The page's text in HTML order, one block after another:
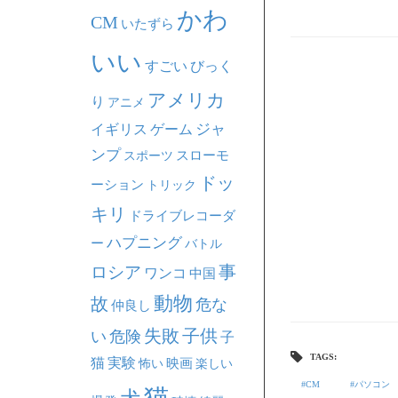
TAGS:
CM パソコン
CM いたずら かわ
いい すごい びっく
り アニメ アメリカ
イギリス ゲーム ジャ
ンプ スポーツ スローモ
ーション トリック
ドッ
キリ
ドライブレコーダ
ー ハプニング バトル
ロシア ワンコ 中国 事
故 仲良し 動物 危な
い 危険 失敗子供子
猫実験 怖い映画楽しい